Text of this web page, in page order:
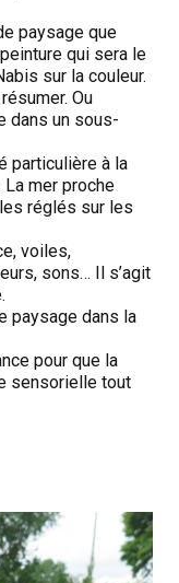
paysage que
qui sera le
sur la couleur.
Ou
dans un sous-
particulière à la
La mer proche
réglés sur les
voiles,
sons… Il s’agit
paysage dans la
pour que la
sensorielle tout